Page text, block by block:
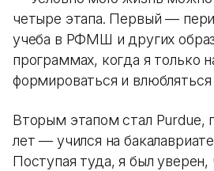
четыре этапа. Первый —
учеба в РФМШ и других
программах, когда я только
формироваться и влюбляться
Вторым этапом стал Purdue,
лет — учился на
Поступая туда, я был